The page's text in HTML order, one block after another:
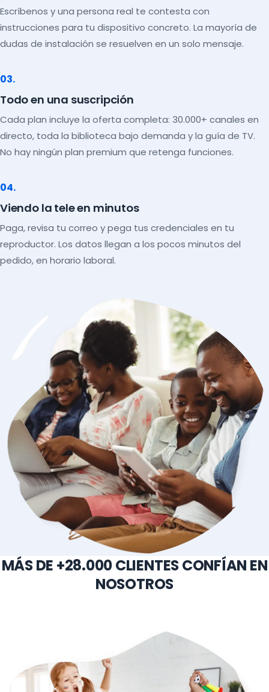
Escríbenos y una persona real te contesta con
instrucciones para tu dispositivo concreto. La mayoría de
dudas de instalación se resuelven en un solo mensaje.
03.
Todo en una suscripción
Cada plan incluye la oferta completa: 30.000+ canales en
directo, toda la biblioteca bajo demanda y la guía de TV.
No hay ningún plan premium que retenga funciones.
04.
Viendo la tele en minutos
Paga, revisa tu correo y pega tus credenciales en tu
reproductor. Los datos llegan a los pocos minutos del
pedido, en horario laboral.
MÁS DE +28.000 CLIENTES CONFÍAN EN
NOSOTROS